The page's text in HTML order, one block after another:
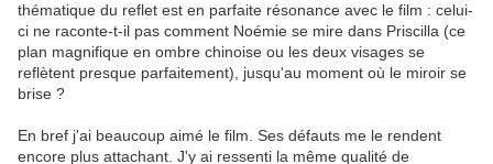
thématique du reflet est en parfaite résonance avec le film : celui-
ci ne raconte-t-il pas comment Noémie se mire dans Priscilla (ce
plan magnifique en ombre chinoise ou les deux visages se
reflètent presque parfaitement), jusqu'au moment où le miroir se
brise ?
En bref j'ai beaucoup aimé le film. Ses défauts me le rendent
encore plus attachant. J'y ai ressenti la même qualité de